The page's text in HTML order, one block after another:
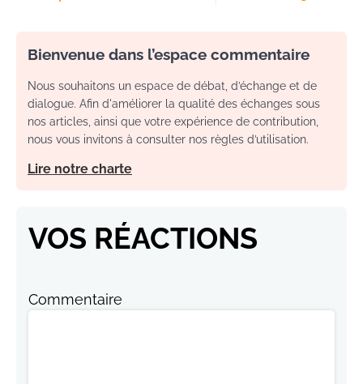
Bienvenue dans l’espace commentaire
Nous souhaitons un espace de débat, d’échange et de
dialogue. Afin d'améliorer la qualité des échanges sous
nos articles, ainsi que votre expérience de contribution,
nous vous invitons à consulter nos règles d’utilisation.
Lire notre charte
VOS RÉACTIONS
Commentaire